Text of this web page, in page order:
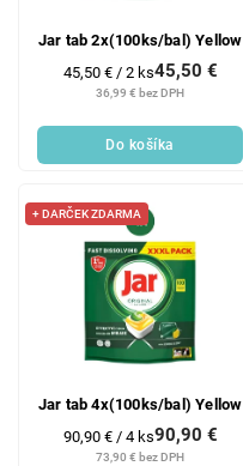
Jar tab 2x(100ks/bal) Yellow
36,99 € bez DPH
45,50 €
Jednotková
cena:
45,50 € / 2 ks
Do košíka
+ DARČEK ZDARMA
Jar tab 4x(100ks/bal) Yellow
73,90 € bez DPH
90,90 €
Jednotková
cena:
90,90 € / 4 ks